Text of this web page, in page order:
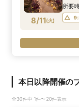
8/11(火)
所要
本日以降開催の
全30件中 1件〜20件表示